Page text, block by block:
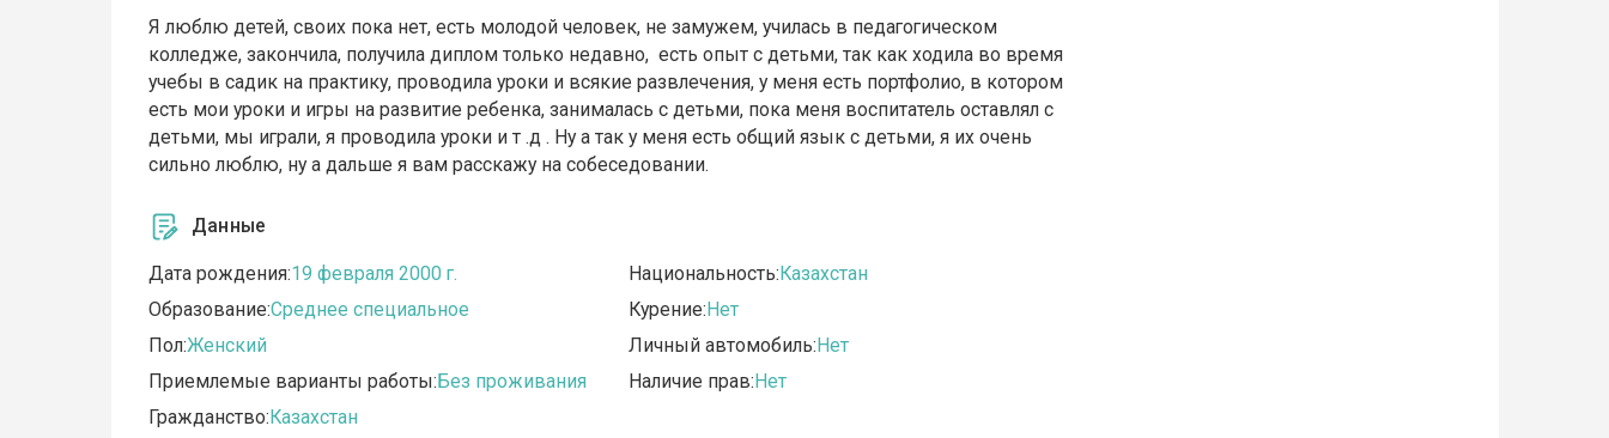
Я люблю детей, своих пока нет, есть молодой человек, не замужем, училась в педагогическом
колледже, закончила, получила диплом только недавно, есть опыт с детьми, так как ходила во время
учебы в садик на практику, проводила уроки и всякие развлечения, у меня есть портфолио, в котором
есть мои уроки и игры на развитие ребенка, занималась с детьми, пока меня воспитатель оставлял с
детьми, мы играли, я проводила уроки и т .д . Ну а так у меня есть общий язык с детьми, я их очень
сильно люблю, ну а дальше я вам расскажу на собеседовании.
Данные
Дата рождения:19 февраля 2000 г.
Образование:Среднее специальное
Пол:Женский
Приемлемые варианты работы:Без проживания
Гражданство:Казахстан
Национальность:Казахстан
Курение:Нет
Личный автомобиль:Нет
Наличие прав:Нет